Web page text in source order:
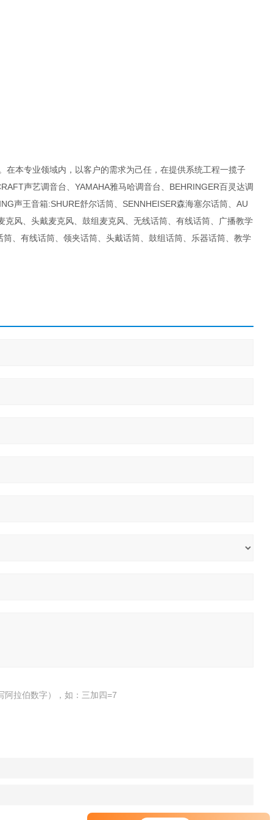
本专业领域内，以客户的需求为己任，在提供系统工程一揽子
声艺调音台、YAMAHA雅马哈调音台、BEHRINGER百灵达调
声王音箱:SHURE舒尔话筒、SENNHEISER森海塞尔话筒、AU
风、头戴麦克风、鼓组麦克风、无线话筒、有线话筒、广播教学
、有线话筒、领夹话筒、头戴话筒、鼓组话筒、乐器话筒、教学
阿拉伯数字），如：三加四=7